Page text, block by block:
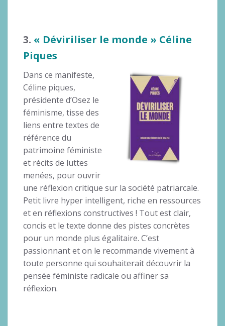
3. « Déviriliser le monde » Céline
Piques
Dans ce manifeste,
Céline piques,
présidente d’Osez le
féminisme, tisse des
liens entre textes de
référence du
patrimoine féministe
et récits de luttes
menées, pour ouvrir
une réflexion critique sur la société patriarcale.
Petit livre hyper intelligent, riche en ressources
et en réflexions constructives ! Tout est clair,
concis et le texte donne des pistes concrètes
pour un monde plus égalitaire. C’est
passionnant et on le recommande vivement à
toute personne qui souhaiterait découvrir la
pensée féministe radicale ou affiner sa
réflexion.